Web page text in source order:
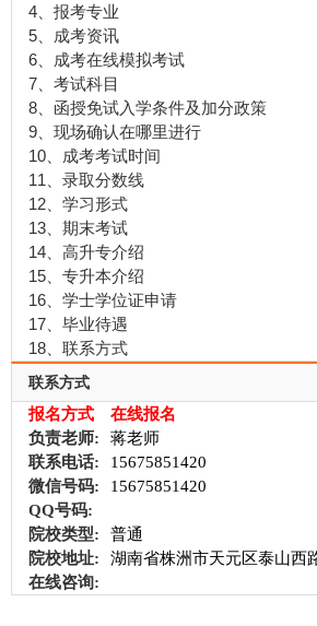
4、报考专业
5、成考资讯
6、成考在线模拟考试
7、考试科目
8、函授免试入学条件及加分政策
9、现场确认在哪里进行
10、成考考试时间
11、录取分数线
12、学习形式
13、期末考试
14、高升专介绍
15、专升本介绍
16、学士学位证申请
17、毕业待遇
18、联系方式
联系方式
报名方式
在线报名
负责老师:
蒋老师
联系电话:
15675851420
微信号码:
15675851420
QQ号码:
院校类型:
普通
院校地址:
湖南省株洲市天元区泰山西
在线咨询: